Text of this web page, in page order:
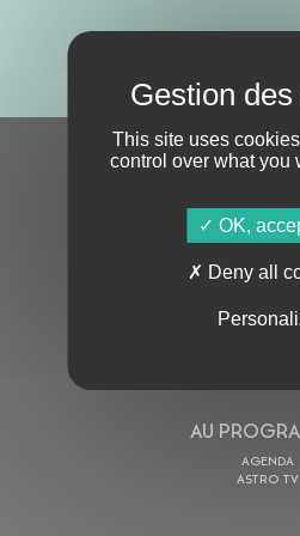
S'ABONNER À LA
AU
AGENDA
ASTRO TV
This site uses
control over what you
OK,
Deny all